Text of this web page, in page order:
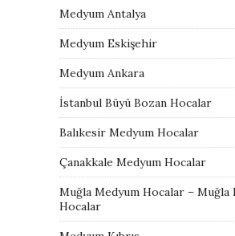
Medyum Antalya
Medyum Eskişehir
Medyum Ankara
İstanbul Büyü Bozan Hocalar
Balıkesir Medyum Hocalar
Çanakkale Medyum Hocalar
Muğla Medyum Hocalar – Muğla
Hocalar